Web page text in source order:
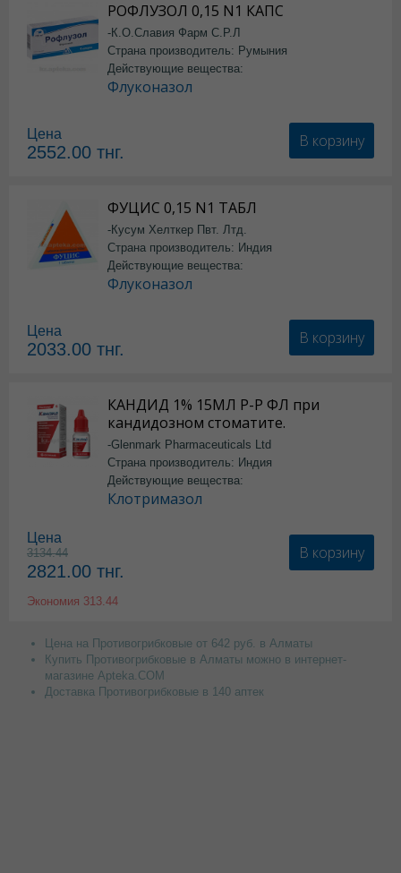
РОФЛУЗОЛ 0,15 N1 КАПС
-К.О.Славия Фарм С.Р.Л
Страна производитель: Румыния
Действующие вещества:
Флуконазол
Цена
2552.00 тнг.
В корзину
ФУЦИС 0,15 N1 ТАБЛ
-Кусум Хелткер Пвт. Лтд.
Страна производитель: Индия
Действующие вещества:
Флуконазол
Цена
2033.00 тнг.
В корзину
КАНДИД 1% 15МЛ Р-Р ФЛ при
кандидозном стоматите.
-Glenmark Pharmaceuticals Ltd
Страна производитель: Индия
Действующие вещества:
Клотримазол
Цена
3134.44
2821.00 тнг.
Экономия 313.44
В корзину
Цена на Противогрибковые от 642 руб. в Алматы
Купить Противогрибковые в Алматы можно в интернет-
магазине Apteka.COM
Доставка Противогрибковые в 140 аптек